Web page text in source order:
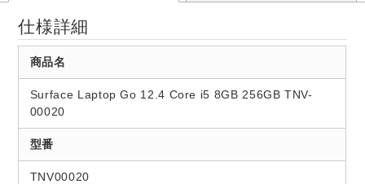
仕様詳細
商品名
Surface Laptop Go 12.4 Core i5 8GB 256GB TNV-
00020
型番
TNV00020